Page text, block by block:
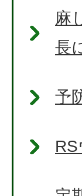
麻
長
予